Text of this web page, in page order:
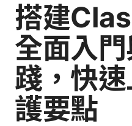
搭建
全面入
踐，快
護要點